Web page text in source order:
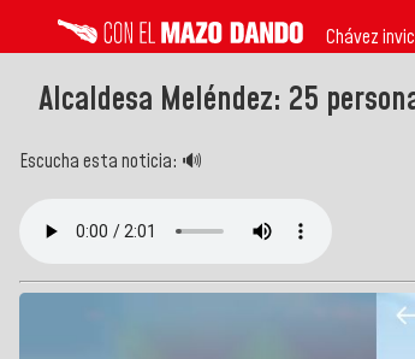
Chávez
Alcaldesa Meléndez: 25
Escucha esta noticia: 🔊